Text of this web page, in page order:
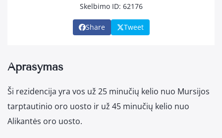
Skelbimo ID: 62176
Share Tweet
Aprašymas
Ši rezidencija yra vos už 25 minučių kelio nuo Mursijos
tarptautinio oro uosto ir už 45 minučių kelio nuo
Alikantės oro uosto.